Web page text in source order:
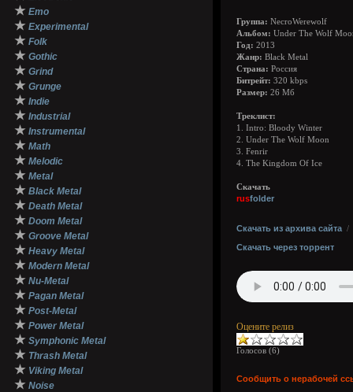
★ Emo
★ Experimental
★ Folk
★ Gothic
★ Grind
★ Grunge
★ Indie
★ Industrial
★ Instrumental
★ Math
★ Melodic
★ Metal
★ Black Metal
★ Death Metal
★ Doom Metal
★ Groove Metal
★ Heavy Metal
★ Modern Metal
★ Nu-Metal
★ Pagan Metal
★ Post-Metal
★ Power Metal
★ Symphonic Metal
★ Thrash Metal
★ Viking Metal
★ Noise
Группа: NecroWerewolf
Альбом: Under The Wolf
Год: 2013
Жанр: Black Metal
Страна: Россия
Битрейт: 320 kbps
Размер: 26 Мб
Треклист:
1. Intro: Bloody Winter
2. Under The Wolf Moon
3. Fenrir
4. The Kingdom Of Ice
Скачать
rusfolder
Скачать из архива сайта /
Скачать через торрент
Оцените релиз
Голосов (6)
Сообщить о нерабочей